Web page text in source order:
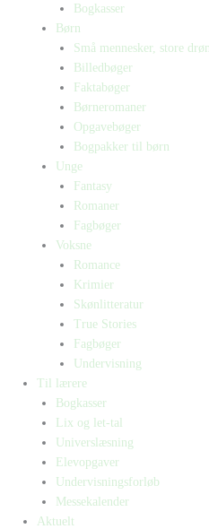
Bogkasser
Børn
Små mennesker, store
Billedbøger
Faktabøger
Børneromaner
Opgavebøger
Bogpakker til børn
Unge
Fantasy
Romaner
Fagbøger
Voksne
Romance
Krimier
Skønlitteratur
True Stories
Fagbøger
Undervisning
Til lærere
Bogkasser
Lix og let-tal
Universlæsning
Elevopgaver
Undervisningsforløb
Messekalender
Aktuelt